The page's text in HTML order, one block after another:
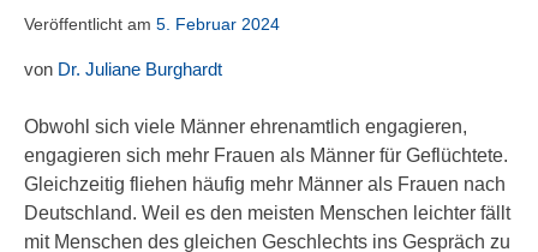
Veröffentlicht am 5. Februar 2024
von Dr. Juliane Burghardt
Obwohl sich viele Männer ehrenamtlich engagieren,
engagieren sich mehr Frauen als Männer für Geflüchtete.
Gleichzeitig fliehen häufig mehr Männer als Frauen nach
Deutschland. Weil es den meisten Menschen leichter fällt
mit Menschen des gleichen Geschlechts ins Gespräch zu